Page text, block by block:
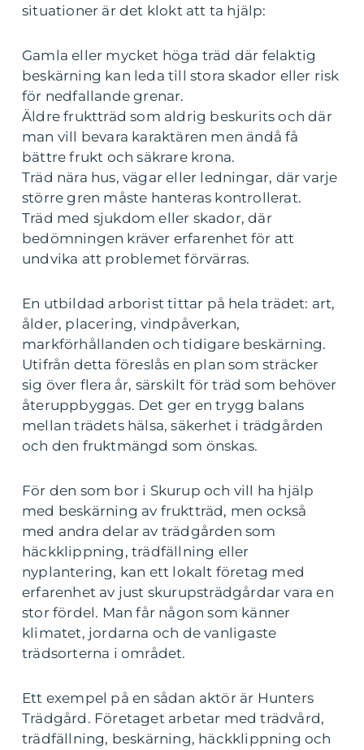
situationer är det klokt att ta hjälp:
Gamla eller mycket höga träd där felaktig
beskärning kan leda till stora skador eller risk
för nedfallande grenar.
Äldre fruktträd som aldrig beskurits och där
man vill bevara karaktären men ändå få
bättre frukt och säkrare krona.
Träd nära hus, vägar eller ledningar, där varje
större gren måste hanteras kontrollerat.
Träd med sjukdom eller skador, där
bedömningen kräver erfarenhet för att
undvika att problemet förvärras.
En utbildad arborist tittar på hela trädet: art,
ålder, placering, vindpåverkan,
markförhållanden och tidigare beskärning.
Utifrån detta föreslås en plan som sträcker
sig över flera år, särskilt för träd som behöver
återuppbyggas. Det ger en trygg balans
mellan trädets hälsa, säkerhet i trädgården
och den fruktmängd som önskas.
För den som bor i Skurup och vill ha hjälp
med beskärning av fruktträd, men också
med andra delar av trädgården som
häckklippning, trädfällning eller
nyplantering, kan ett lokalt företag med
erfarenhet av just skurupsträdgårdar vara en
stor fördel. Man får någon som känner
klimatet, jordarna och de vanligaste
trädsorterna i området.
Ett exempel på en sådan aktör är Hunters
Trädgård. Företaget arbetar med trädvård,
trädfällning, beskärning, häckklippning och